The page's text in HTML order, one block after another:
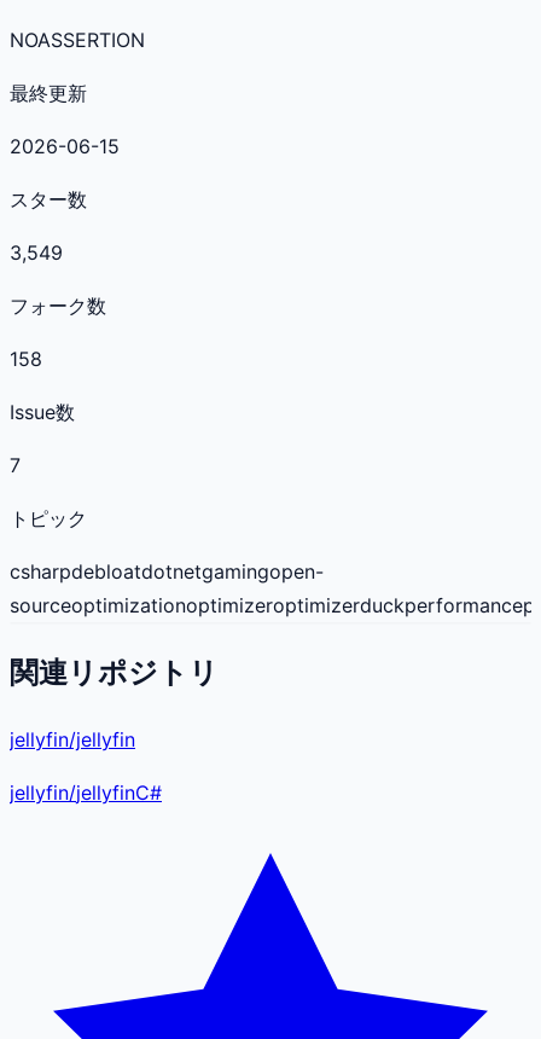
NOASSERTION
最終更新
2026-06-15
スター数
3,549
フォーク数
158
Issue数
7
トピック
csharpdebloatdotnetgamingopen-
sourceoptimizationoptimizeroptimizerduckperformance
関連リポジトリ
jellyfin/jellyfin
jellyfin/jellyfinC#